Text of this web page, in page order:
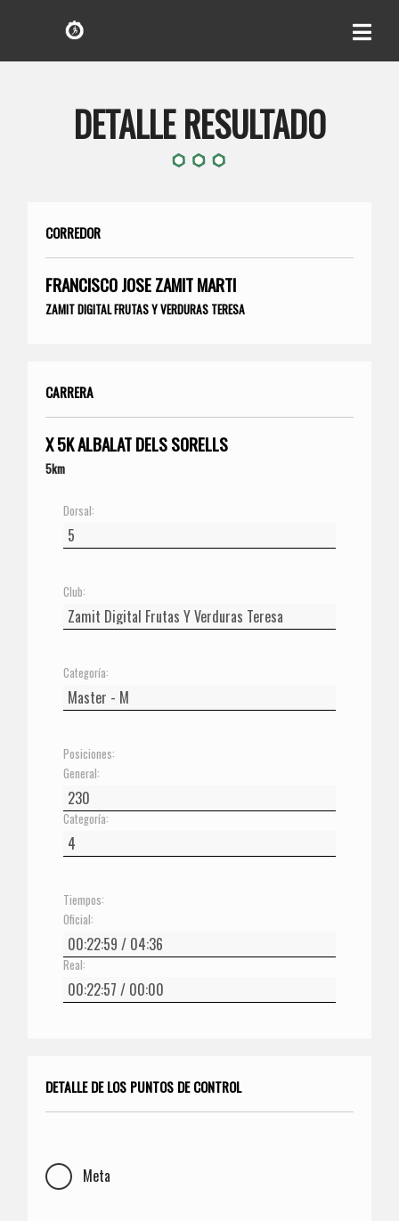
DETALLE RESULTADO
CORREDOR
FRANCISCO JOSE ZAMIT MARTI
ZAMIT DIGITAL FRUTAS Y VERDURAS TERESA
CARRERA
X 5K ALBALAT DELS SORELLS
5km
Dorsal:
Club:
Categoría:
Posiciones:
General:
Categoría:
Tiempos:
Oficial:
Real:
DETALLE DE LOS PUNTOS DE CONTROL
Meta